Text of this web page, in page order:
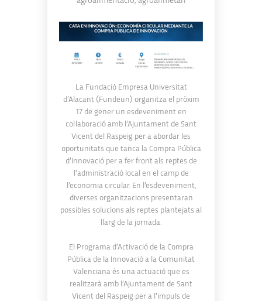
La Fundació Empresa Universitat
d’Alacant (Fundeun) organitza el pròxim
17 de gener un esdeveniment en
col·laboració amb l’Ajuntament de Sant
Vicent del Raspeig per a abordar les
oportunitats que tanca la Compra Pública
d’Innovació per a fer front als reptes de
l’administració local en el camp de
l’economia circular. En l’esdeveniment,
diverses organitzacions presentaran
possibles solucions als reptes plantejats al
llarg de la jornada.
El Programa d’Activació de la Compra
Pública de la Innovació a la Comunitat
Valenciana és una actuació que es
realitzarà amb l’Ajuntament de Sant
Vicent del Raspeig per a l’impuls de